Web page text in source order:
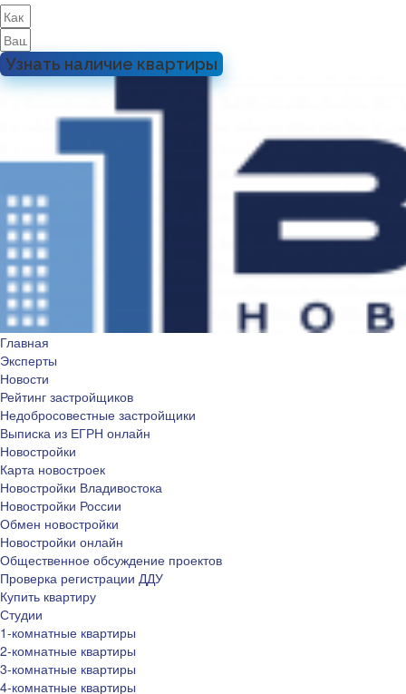
Узнать наличие квартиры
Главная
Эксперты
Новости
Рейтинг застройщиков
Недобросовестные застройщики
Выписка из ЕГРН онлайн
Новостройки
Карта новостроек
Новостройки Владивостока
Новостройки России
Обмен новостройки
Новостройки онлайн
Общественное обсуждение проектов
Проверка регистрации ДДУ
Купить квартиру
Студии
1-комнатные квартиры
2-комнатные квартиры
3-комнатные квартиры
4-комнатные квартиры